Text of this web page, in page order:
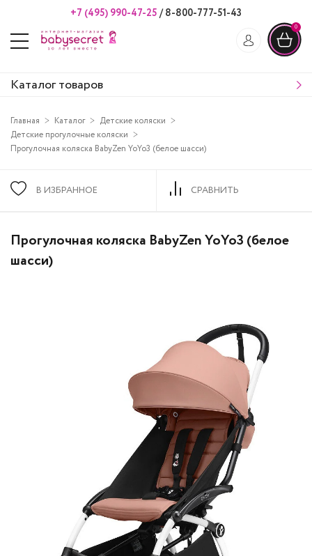
+7 (495) 990-47-25 /8-800-777-51-43
0
Каталог товаров
Главная Каталог
Детские коляски
Детские прогулочные коляски
Прогулочная коляска BabyZen YoYo3 (белое шасси)
В ИЗБРАННОЕ СРАВНИТЬ
Прогулочная коляска BabyZen YoYo3 (белое
шасси)